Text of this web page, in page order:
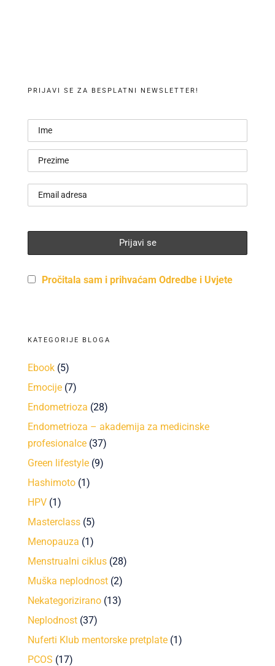
PRIJAVI SE ZA BESPLATNI NEWSLETTER!
Pročitala sam i prihvaćam Odredbe i Uvjete
KATEGORIJE BLOGA
Ebook (5)
Emocije (7)
Endometrioza (28)
Endometrioza – akademija za medicinske
profesionalce (37)
Green lifestyle (9)
Hashimoto (1)
HPV (1)
Masterclass (5)
Menopauza (1)
Menstrualni ciklus (28)
Muška neplodnost (2)
Nekategorizirano (13)
Neplodnost (37)
Nuferti Klub mentorske pretplate (1)
PCOS (17)